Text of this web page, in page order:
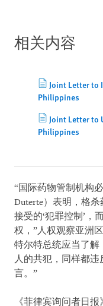
相关内容
Joint Letter to
Philippines
Joint Letter to
Philippines
“国际药物管制机构
Duterte）表明，格
接受的‘犯罪控制’，
权，”人权观察亚洲
特尔特总统应当了
人的共犯，同样都
言。”
《菲律宾询问者日